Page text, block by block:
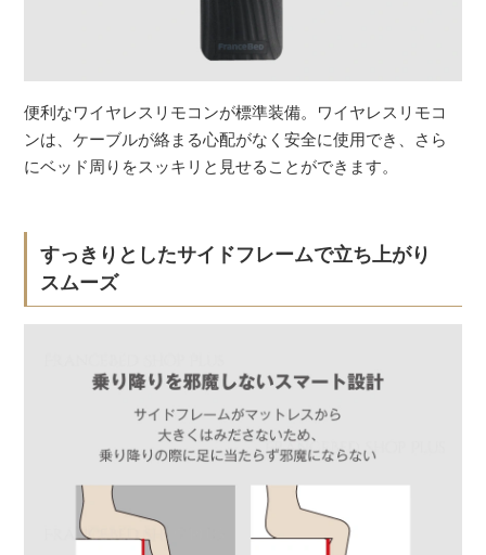
便利なワイヤレスリモコンが標準装備。ワイヤレスリモコ
ンは、ケーブルが絡まる心配がなく安全に使用でき、さら
にベッド周りをスッキリと見せることができます。
すっきりとしたサイドフレームで立ち上がり
スムーズ